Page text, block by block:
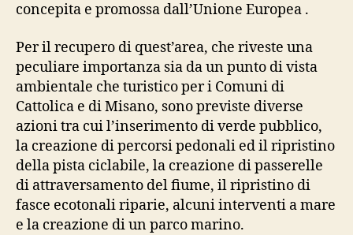
concepita e promossa dall’Unione Europea .
Per il recupero di quest’area, che riveste una
peculiare importanza sia da un punto di vista
ambientale che turistico per i Comuni di
Cattolica e di Misano, sono previste diverse
azioni tra cui l’inserimento di verde pubblico,
la creazione di percorsi pedonali ed il ripristino
della pista ciclabile, la creazione di passerelle
di attraversamento del fiume, il ripristino di
fasce ecotonali riparie, alcuni interventi a mare
e la creazione di un parco marino.